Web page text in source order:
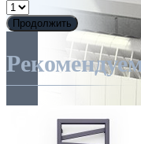
Продолжить